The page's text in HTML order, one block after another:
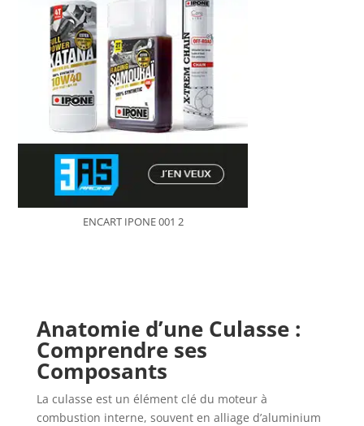
ENCART IPONE 001 2
Anatomie d’une Culasse :
Comprendre ses
Composants
La culasse est un élément clé du moteur à
combustion interne, souvent en alliage d’aluminium